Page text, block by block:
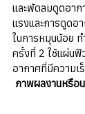
และพัดลมดูดอาก
แรงและการดูดอ
ในการหมุนน้อย
ครั้งที่ 2 ใช้แผ่นฟิ
อากาศที่มีความเ
ภาพผลงานหรือ